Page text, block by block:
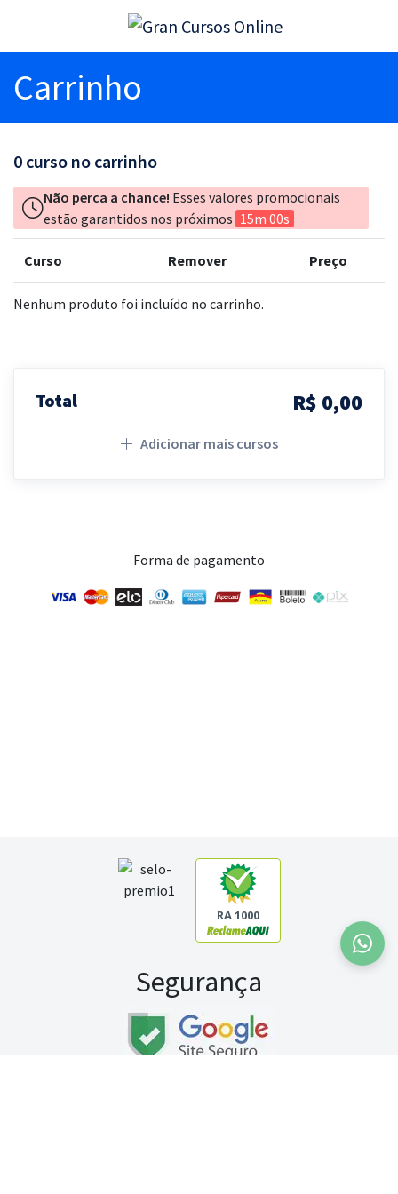
Carrinho
0 curso no carrinho
Não perca a chance! Esses valores promocionais
estão garantidos nos próximos 15m 00s
Curso Remover Preço
Nenhum produto foi incluído no carrinho.
Total R$ 0,00
Adicionar mais cursos
Forma de pagamento
RA 1000
Segurança